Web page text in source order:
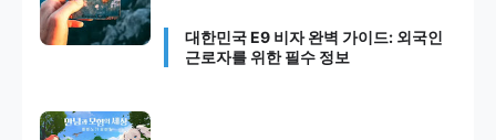
대한민국 E9 비자 완벽 가이드: 외국인
근로자를 위한 필수 정보